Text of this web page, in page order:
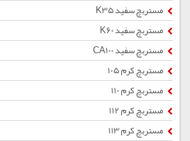
مستربچ سفید K35
مستربچ سفید K60
مستربچ سفید CA100
مستربچ کرم 105
مستربچ کرم 110
مستربچ کرم 112
مستربچ کرم 113